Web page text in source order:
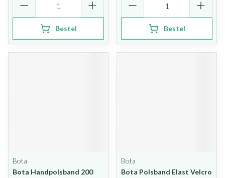
Bestel Bestel
Bota
Bota Handpolsband 200
Bota
Bota Polsband Elast Velcro